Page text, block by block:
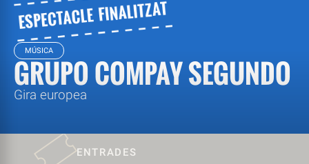
MÚSICA
GRUPO COMPAY SEGUNDO
Gira europea
ENTRADES